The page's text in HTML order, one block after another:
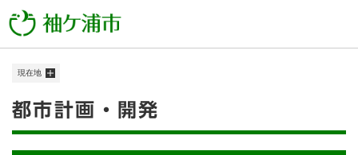
ー
メニューを飛ばして本文へ
現在地
本
都市計画・開発